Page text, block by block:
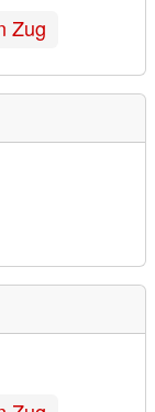
Zug